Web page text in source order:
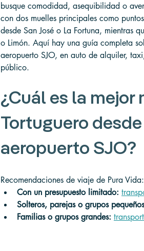
busque comodidad, asequibilidad o
con dos muelles principales como
desde San José o La Fortuna, mientras
o Limón. Aquí hay una guía completa
aeropuerto SJO, en auto de alquiler,
público.
¿Cuál es la mejor
Tortuguero
aeropuerto SJO?
Recomendaciones de viaje de Pura Vida:
Con un presupuesto limitado:
Solteros, parejas o grupos
Familias o grupos grandes: